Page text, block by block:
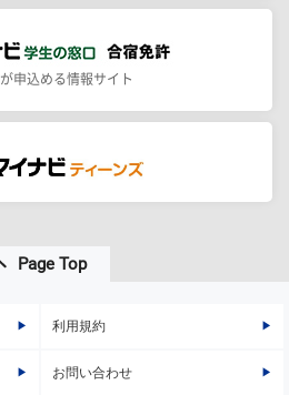
申込める情報サイト
Page Top
利用規約
お問い合わせ